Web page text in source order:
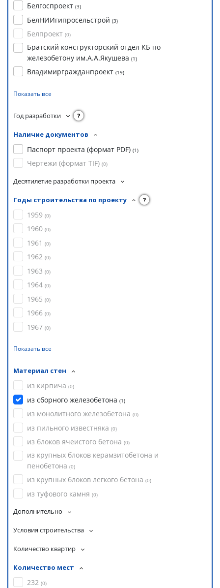
Белгоспроект (3)
БелНИИгипросельстрой (3)
Белпроект (0)
Братский конструкторский отдел КБ по
железобетону им.А.А.Якушева (1)
Владимиргражданпроект (19)
Показать все
Год разработки ?
Наличие документов
Паспорт проекта (формат PDF) (1)
Чертежи (формат TIF) (0)
Десятилетие разработки проекта
Годы строительства по проекту ?
1959 (0)
1960 (0)
1961 (0)
1962 (0)
1963 (0)
1964 (0)
1965 (0)
1966 (0)
1967 (0)
Показать все
Материал стен
из кирпича (0)
из сборного железобетона (1)
из монолитного железобетона (0)
из пильного известняка (0)
из блоков ячеистого бетона (0)
из крупных блоков керамзитобетона и
пенобетона (0)
из крупных блоков легкого бетона (0)
из туфового камня (0)
Дополнительно
Условия строительства
Количество квартир
Количество мест
232 (0)